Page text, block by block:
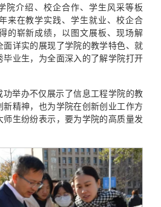
院介绍、校企合作、学生风采等板
来在教学实践、学生就业、校企合
的崭新成绩，以图文展板、现场解
详实的展现了学院的教学特色、就
业生，为全面深入的了解学院打开
功举办不仅展示了信息工程学院的教
精神，也为学院在创新创业工作方
生纷纷表示，要为学院的高质量发